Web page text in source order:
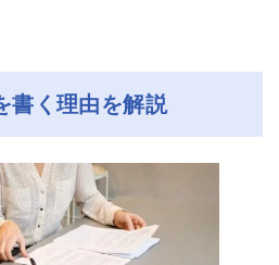
書く理由を解説